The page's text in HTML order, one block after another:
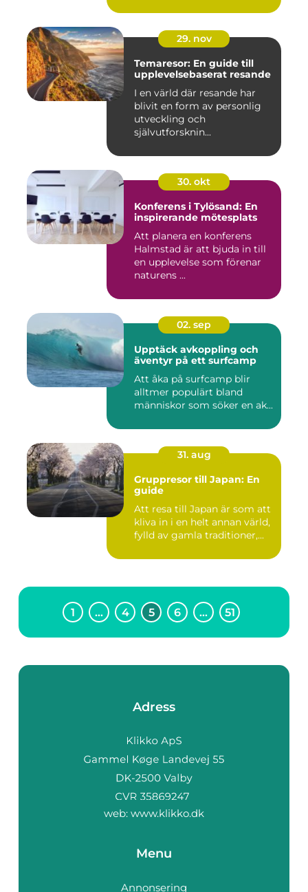
29. nov
Temaresor: En guide till
upplevelsebaserat resande
I en värld där resande har
blivit en form av personlig
utveckling och
självutforsknin...
30. okt
Konferens i Tylösand: En
inspirerande mötesplats
Att planera en konferens
Halmstad är att bjuda in till
en upplevelse som förenar
naturens ...
02. sep
Upptäck avkoppling och
äventyr på ett surfcamp
Att åka på surfcamp blir
alltmer populärt bland
människor som söker en ak...
31. aug
Gruppresor till Japan: En
guide
Att resa till Japan är som att
kliva in i en helt annan värld,
fylld av gamla traditioner,...
1 … 4 5 6 … 51
Adress
web: www.klikko.dk
Menu
Annonsering